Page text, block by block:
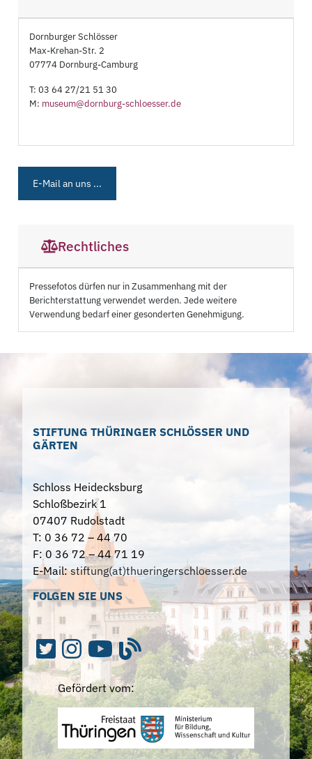
Dornburger Schlösser
Max-Krehan-Str. 2
07774 Dornburg-Camburg
T: 03 64 27/21 51 30
M: museum@dornburg-schloesser.de
E-Mail an uns ...
Rechtliches
Pressefotos dürfen nur in Zusammenhang mit der
Berichterstattung verwendet werden. Jede weitere
Verwendung bedarf einer gesonderten Genehmigung.
STIFTUNG THÜRINGER SCHLÖSSER UND
GÄRTEN
Schloss Heidecksburg
Schloßbezirk 1
07407 Rudolstadt
T: 0 36 72 – 44 70
F: 0 36 72 – 44 71 19
E-Mail:stiftung(at)thueringerschloesser.de
FOLGEN SIE UNS
Gefördert vom: